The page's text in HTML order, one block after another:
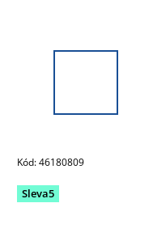
Kód:46180809
Sleva5